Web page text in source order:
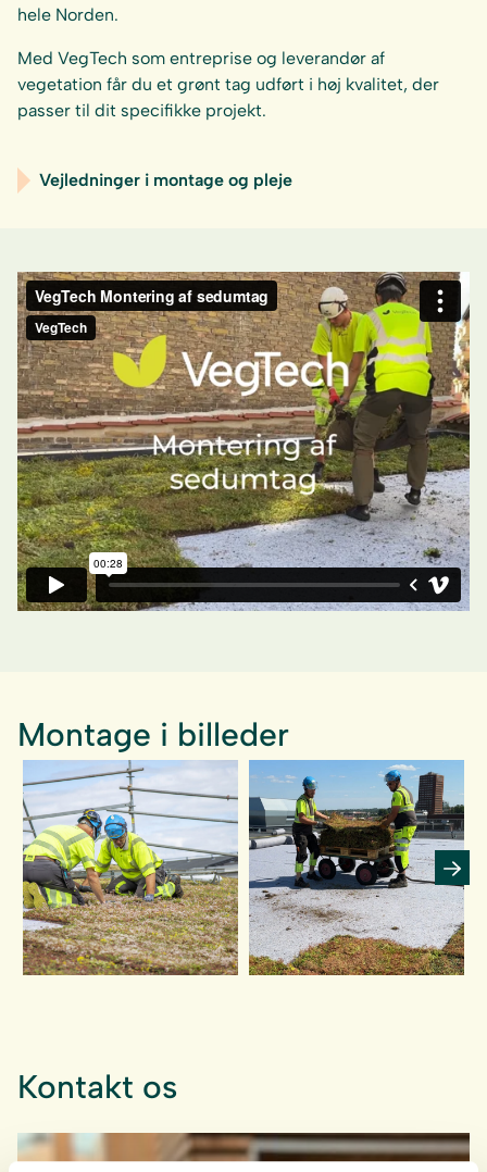
hele Norden.
Med VegTech som entreprise og leverandør af
vegetation får du et grønt tag udført i høj kvalitet, der
passer til dit specifikke projekt.
Vejledninger i montage og pleje
Montage i billeder
Kontakt os